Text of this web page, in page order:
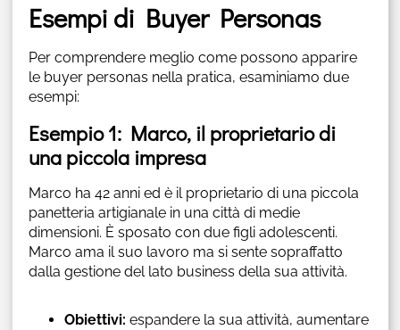
Esempi di Buyer Personas
Per comprendere meglio come possono apparire
le buyer personas nella pratica, esaminiamo due
esempi:
Esempio 1: Marco, il proprietario di
una piccola impresa
Marco ha 42 anni ed è il proprietario di una piccola
panetteria artigianale in una città di medie
dimensioni. È sposato con due figli adolescenti.
Marco ama il suo lavoro ma si sente sopraffatto
dalla gestione del lato business della sua attività.
Obiettivi: espandere la sua attività, aumentare